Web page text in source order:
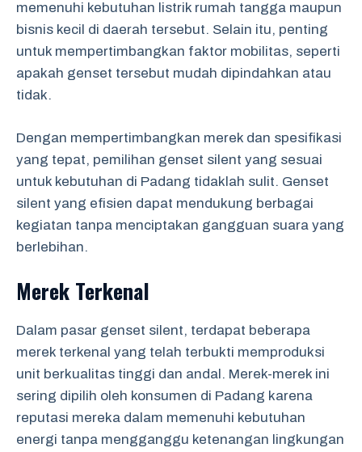
memenuhi kebutuhan listrik rumah tangga maupun
bisnis kecil di daerah tersebut. Selain itu, penting
untuk mempertimbangkan faktor mobilitas, seperti
apakah genset tersebut mudah dipindahkan atau
tidak.
Dengan mempertimbangkan merek dan spesifikasi
yang tepat, pemilihan genset silent yang sesuai
untuk kebutuhan di Padang tidaklah sulit. Genset
silent yang efisien dapat mendukung berbagai
kegiatan tanpa menciptakan gangguan suara yang
berlebihan.
Merek Terkenal
Dalam pasar genset silent, terdapat beberapa
merek terkenal yang telah terbukti memproduksi
unit berkualitas tinggi dan andal. Merek-merek ini
sering dipilih oleh konsumen di Padang karena
reputasi mereka dalam memenuhi kebutuhan
energi tanpa mengganggu ketenangan lingkungan